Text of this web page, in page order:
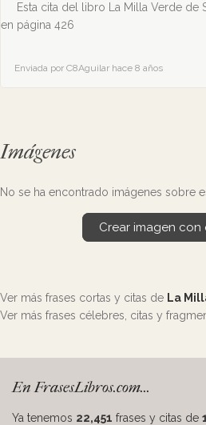
Esta cita del libro La Milla Verde de
en página 426
Enviada por C8Aguilar hace 8 años
Imágenes
No se ha encontrado imágenes sobre
Crear imagen con
Ver más frases cortas y citas de La
Ver más frases célebres, citas y
En FrasesLibros.com...
Ya tenemos 22,451 frases y citas de